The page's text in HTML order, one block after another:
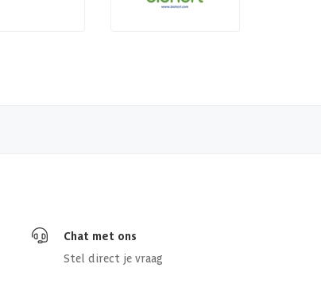
Chat met ons
Stel direct je vraag